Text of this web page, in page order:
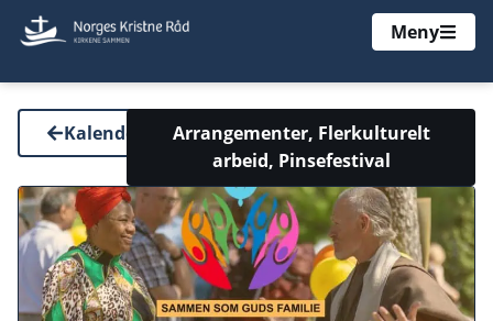
Meny
Kalender Arrangementer, Flerkulturelt
arbeid, Pinsefestival